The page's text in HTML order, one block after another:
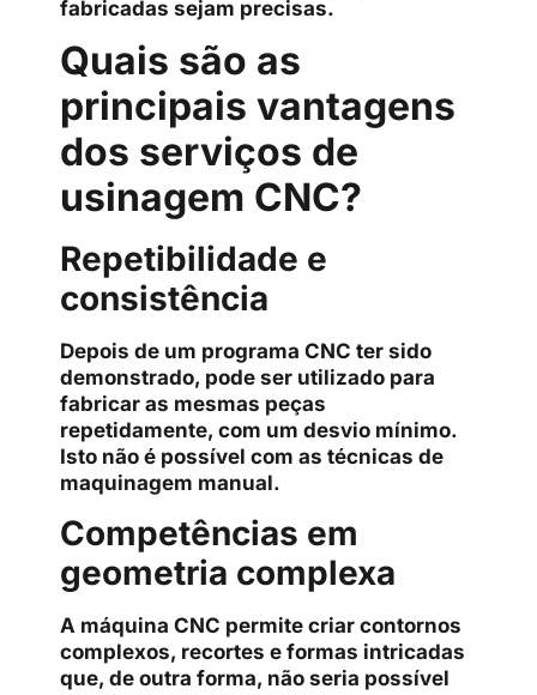
fabricadas sejam precisas.
Quais são as
principais vantagens
dos serviços de
usinagem CNC?
Repetibilidade e
consistência
Depois de um programa CNC ter sido
demonstrado, pode ser utilizado para
fabricar as mesmas peças
repetidamente, com um desvio mínimo.
Isto não é possível com as técnicas de
maquinagem manual.
Competências em
geometria complexa
A máquina CNC permite criar contornos
complexos, recortes e formas intricadas
que, de outra forma, não seria possível